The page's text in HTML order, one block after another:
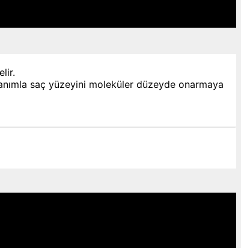
saç yüzeyini moleküler düzeyde onarmaya